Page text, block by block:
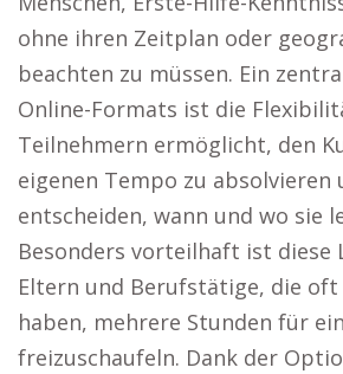
ohne ihren Zeitplan oder
beachten zu müssen. Ein
Online-Formats ist die
Teilnehmern ermöglicht, den
eigenen Tempo zu absolvieren
entscheiden, wann und wo sie
Besonders vorteilhaft ist diese
Eltern und Berufstätige, die oft
haben, mehrere Stunden für
freizuschaufeln. Dank der